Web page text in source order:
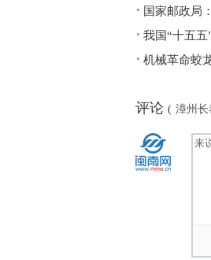
国家邮政局
我国“十五
机械革命蛟
评论 ( 漳州